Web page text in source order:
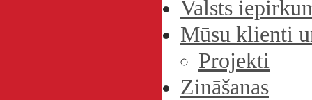
Valsts
Mūsu klienti
Projekti
Zināšanas